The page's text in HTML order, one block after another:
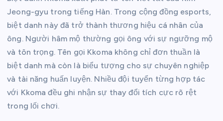
Jeong-gyu trong tiếng Hàn. Trong cộng đồng esports,
biệt danh này đã trở thành thương hiệu cá nhân của
ông. Người hâm mộ thường gọi ông với sự ngưỡng mộ
và tôn trọng. Tên gọi Kkoma không chỉ đơn thuần là
biệt danh mà còn là biểu tượng cho sự chuyên nghiệp
và tài năng huấn luyện. Nhiều đội tuyển từng hợp tác
với Kkoma đều ghi nhận sự thay đổi tích cực rõ rệt
trong lối chơi.